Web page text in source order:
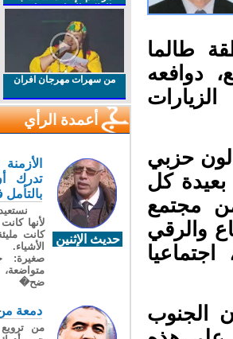
طالما
دوافعه
لون حزبي
كل
مجتمع
والرقي
الجنوب
الملكي السامي بمناسبة
من سهرات مهرجان افران
أعمدة الرأي
حديث الإثنين
تدرك
بالتأمل
نستعيد
لأنها
كانت
صغيرة:
ضح�
دمعة من
من ترويع